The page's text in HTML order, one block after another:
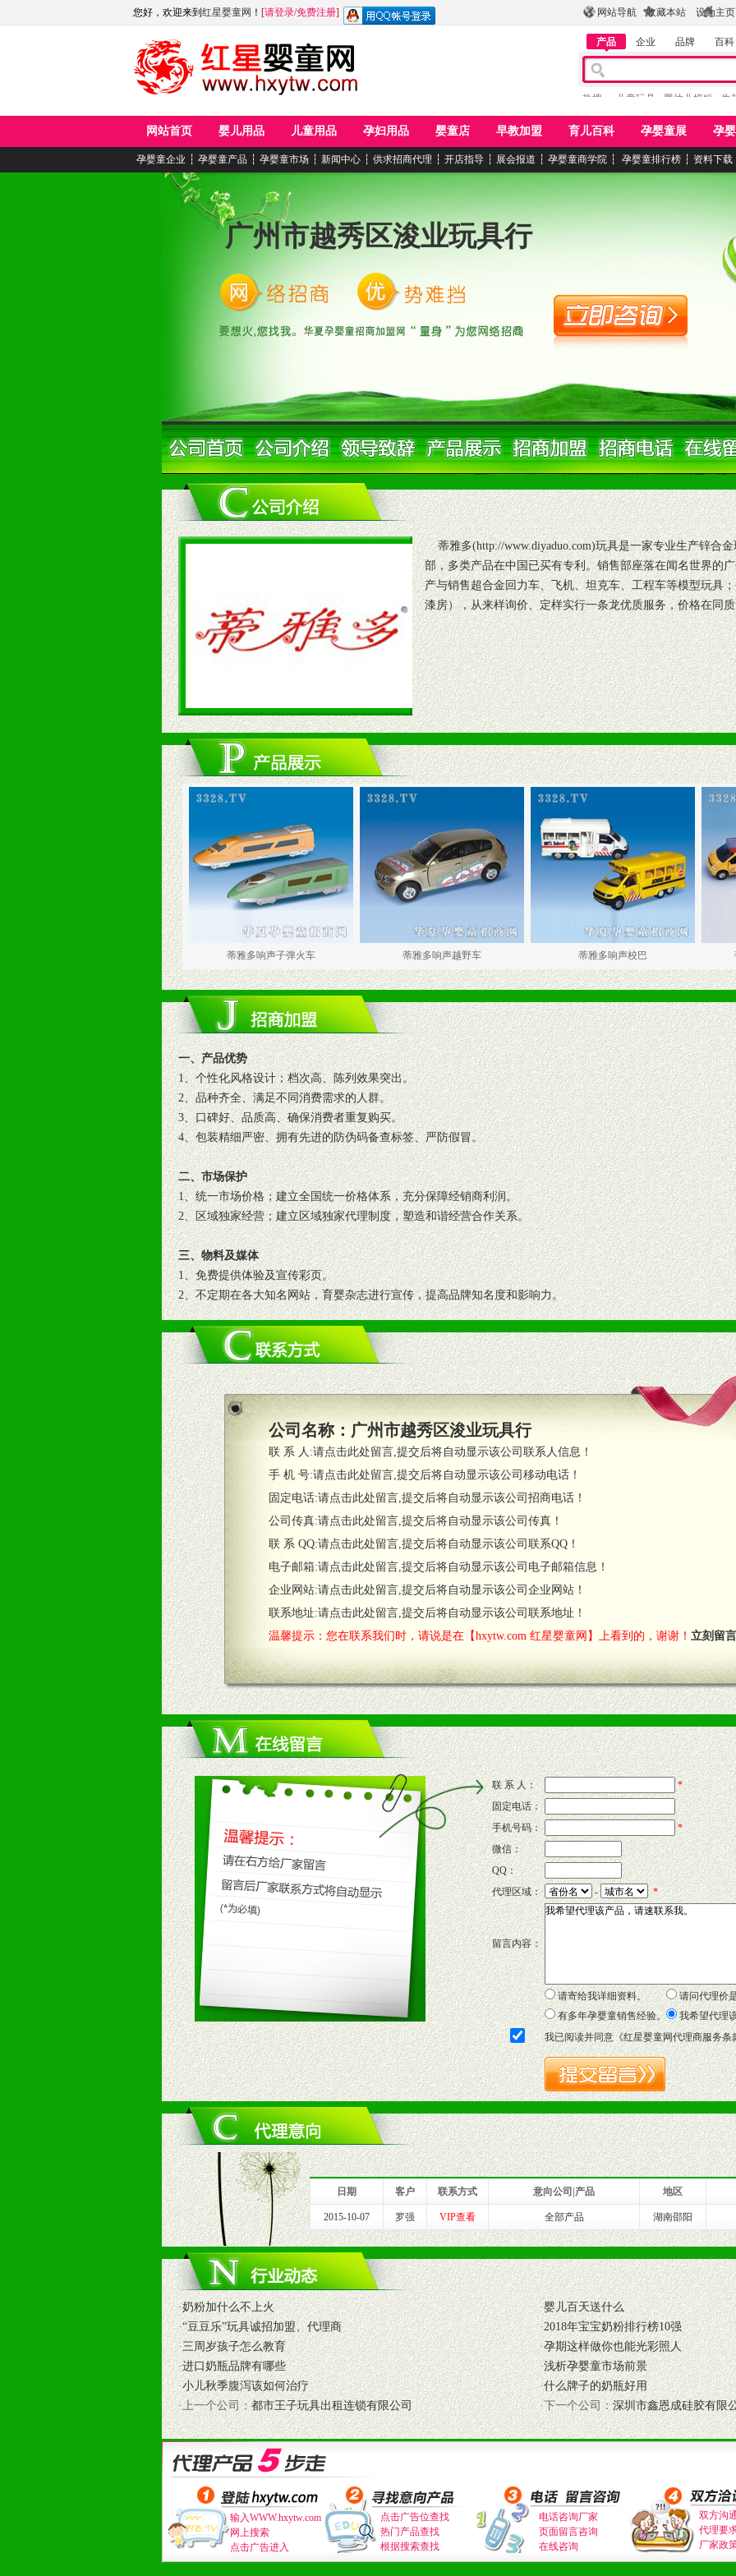
网站导航 收藏本站 设为主页
您好，欢迎来到 红星婴童网 ！ [请登录/免费注册]
产品 企业 品牌 百科
热搜： 儿童玩具 婴幼儿奶粉 牛
网站首页 婴儿用品 儿童用品 孕妇用品 婴童店 早教加盟 育儿百科 孕婴童展 孕
孕婴童企业 ┆ 孕婴童产品 ┆ 孕婴童市场 ┆ 新闻中心 ┆ 供求招商代理 ┆ 开店指导 ┆ 展会报道 ┆ 孕婴童商学院 ┆ 孕婴童排行榜 ┆ 资料下载
广州市越秀区浚业玩具行
蒂雅多(http://www.diyaduo.com)玩具是一家专业生产锌合
部，多类产品在中国已买有专利。销售部座落在闻名世界的
产与销售超合金回力车、飞机、坦克车、工程车等模型玩具
漆房），从来样询价、定样实行一条龙优质服务，价格在同
蒂雅多响声子弹火车 蒂雅多响声越野车 蒂雅多响声校巴 蒂雅多
一、产品优势
1、个性化风格设计；档次高、陈列效果突出。
2、品种齐全、满足不同消费需求的人群。
3、口碑好、品质高、确保消费者重复购买。
4、包装精细严密、拥有先进的防伪码备查标签、严防假冒。
二、市场保护
1、统一市场价格；建立全国统一价格体系，充分保障经销商利润。
2、区域独家经营；建立区域独家代理制度，塑造和谐经营合作关系。
三、物料及媒体
1、免费提供体验及宣传彩页。
2、不定期在各大知名网站，育婴杂志进行宣传，提高品牌知名度和影响力。
3、根据地方实际情况提供销售喷绘画、促销架等销售道具。
四、市场操作及支持
1、根据区域市场协助制定具体营销策略。
2、根据具体情况公司给予必要市场支持。
3、根据市场需要，派驻区域销售人员全程跟踪服务，以确保产品顺利销售。
4、根据市场情况公司给予专职或兼职的业务代表及终端导购支持。
五、退换货制度
1、给予前期市场操作一定比例退换货政策。
2、对于临期，滞销品给予一定比例调换政策。
六、服务优势
1、完善的信息服务咨询中心：本着对代理商负责的态度，我们将及时回复您的疑问。
2、售后服务：突发性产品问题或消费者意见反馈，我们予以及时受理记录并合理妥善解决。
3、我们时刻整理各区销售情况，帮您诊断、分析市场，及时收编销售效果显着的案例，与您共商启动市场。
七、招商代理（全国各地）
1、认同我们的经营理念。
2、具备较好商业信誉和资金实力。
3、具备区域内良好的终端网点和销售渠道。
4、具备一定业务团队能力覆盖区域的流通渠道，孕婴童渠道，医药渠道并为之提供配送服务。
5、具备较强的市场操作意识，投入意识和配合意识。
八、品牌产品
1、不断提升品牌的知名度，美誉度。
2、不断开创新产品不断满足消费者的新需求及适应市场变化。
九、加盟优势
1、广告企划支持：产品手册、POP宣传画、三折页及宣传礼品全面配赠，免费提供软硬性平面广告、电台广
场武器。
2、市场保护支持：供优质产品，全套合法经营手续，采取统一底价供货、严格保证区域市场独占，杜绝串货
3、对代理商、经销商提供公司资执证明复印件，财务以帐单，税务发票，产品质量报告检测单，产品批号；
4、营销技术支持：因地制宜，采取方案，专家顾问团提供专柜、社区、HS、名人营销等各种模式市场实战操
5、返利奖励支持：累计进货奖励，年终完成任务返利。
6、售后服务支持：营销全程跟踪服务，提供企划、咨询、培训等企业售后服务。
7、退换货支持：诚信为本的退换货保障制度，使经销商市场操作全程无忧。
十、代理条件
1、拥有婴幼儿产品经销网络，营养品或保健食品相关渠道者。
2、认同公司产品及经营理念，有良好的商业道德，良好的商誉，良好的市场网络的公司及销售自然人。
3、严格按照统一最低渠道价格，统一最低零售价销售，保证良性的价格体系，保证均衡的利润体系。
4、具有一定的资金实力，良好的商业信誉，具备地理区位优势。
5、为维护区域经销商利益，不得窜货。
十一、公司支持
1、免费人员培训支持
由销售明星、业务拓展能手、专业营养师、儿童营养专家为客户提供包括销售、营养、售后服务等各项专业培
2、终端宣传品支持
提供全国统一的产品手册、妈妈手册、VI手册、专柜、POP终端宣传物料、多样化的促销物品、礼品等。
3、大型促销活动支持
根据市场开发需要，为代理商、经销商提供活动策划，物料支持、人员支持等。媒体宣传支持
专业的孕婴童媒体、杂志、直销目录等全国性投放，扩大产品体宣传支持
专业的孕婴童媒体、杂志、直销目录等全国性投放，扩大产品宣传，提高产品美誉度。
4、专业完善的售后服务支持
5、确保经销商相应区域内的独家垄断性经营权益。
6、实施经营管理支持，根据经销商销售情况派人员驻地指导。
7、严格控制价格的波动，并给予相应的政策，充分保证经销产品丰厚的利润空间和市场经营的高额回报。
8、提供合理的退换货保障制度，保证经销商合作零风险。
9、及时有力的推出各种终端促销活动来帮助经销商启动和拉动市场销售，提供终端物料及宣传促销用品的支
拉宝、海报、试用装等）
10、提供信息支持，使经销商商融入公司经营中，充分了解来自公司的行销计划，产品的发展，以及行业市场
11、提供方便、快捷、灵活、安全、高效和准确的后勤配送物。
12、不断寻求国际前缘产品，完善母婴、儿童产品品类，为中国妈妈、宝宝提供完善的营养健康产品和宣传
公司名称： 广州市越秀区浚业玩具行
联 系 人:请点击此处留言,提交后将自动显示该公司联系人信息！
手 机 号:请点击此处留言,提交后将自动显示该公司移动电话！
固定电话:请点击此处留言,提交后将自动显示该公司招商电话！
公司传真:请点击此处留言,提交后将自动显示该公司传真！
联 系 QQ:请点击此处留言,提交后将自动显示该公司联系QQ！
电子邮箱:请点击此处留言,提交后将自动显示该公司电子邮箱信息！
企业网站:请点击此处留言,提交后将自动显示该公司企业网站！
联系地址:请点击此处留言,提交后将自动显示该公司联系地址！
温馨提示：您在联系我们时，请说是在【hxytw.com 红星婴童网】上看到的，谢谢！ 立刻留言
联 系 人：
*
固定电话：
手机号码：
*
微信：
QQ：
代理区域：
- *
留言内容：
请寄给我详细资料。
请问代理价
有多年孕婴童销售经验。
我希望代理
我已阅读并同意《红星婴童网代理商服务条
日期 客户 联系方式 意向公司|产品 地区
2015-10-07 罗强 VIP查看 全部产品 湖南邵阳
·奶粉加什么不上火 ·婴儿百天送什么
·“豆豆乐”玩具诚招加盟、代理商 ·2018年宝宝奶粉排行榜10强
·三周岁孩子怎么教育 ·孕期这样做你也能光彩照人
·进口奶瓶品牌有哪些 ·浅析孕婴童市场前景
·小儿秋季腹泻该如何治疗 ·什么牌子的奶瓶好用
·上一个公司：都市王子玩具出租连锁有限公司 ·下一个公司：深圳市鑫恩成硅胶有限
输入WWW.hxytw.com
网上搜索
点击广告进入
点击广告位查找
热门产品查找
根据搜索查找
电话咨询厂家
页面留言咨询
在线咨询
双方沟
代理要
厂家政